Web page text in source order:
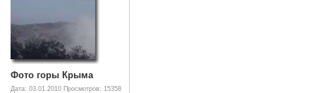
Фото горы Крыма
Дата: 03.01.2010 Просмотров: 15358